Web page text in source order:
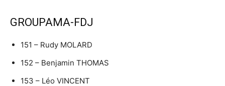
GROUPAMA-FDJ
151 – Rudy MOLARD
152 – Benjamin THOMAS
153 – Léo VINCENT